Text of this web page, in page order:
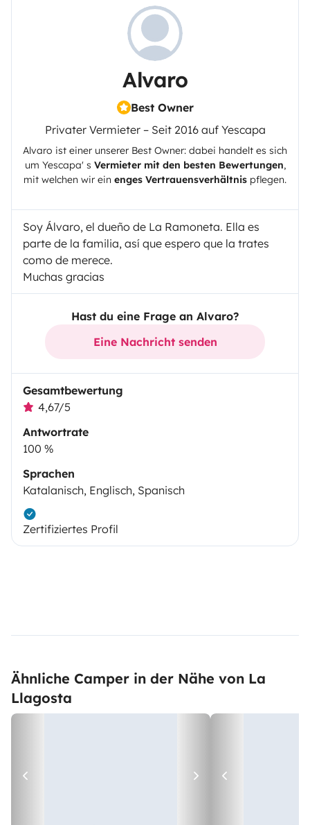
Alvaro
Best Owner
Privater Vermieter – Seit 2016 auf Yescapa
Alvaro ist einer unserer Best Owner: dabei handelt es sich
um Yescapa' s Vermieter mit den besten Bewertungen,
mit welchen wir ein enges Vertrauensverhältnis pflegen.
Soy Álvaro, el dueño de La Ramoneta. Ella es
parte de la familia, así que espero que la trates
como de merece.
Muchas gracias
Hast du eine Frage an Alvaro?
Eine Nachricht senden
Gesamtbewertung
4,67/5
Antwortrate
100 %
Sprachen
Katalanisch, Englisch, Spanisch
Zertifiziertes Profil
Ähnliche Camper in der Nähe von La
Llagosta